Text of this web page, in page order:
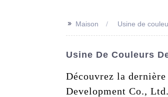
>> Maison Usine de
Usine De Couleurs
Découvrez la
Development Co.,